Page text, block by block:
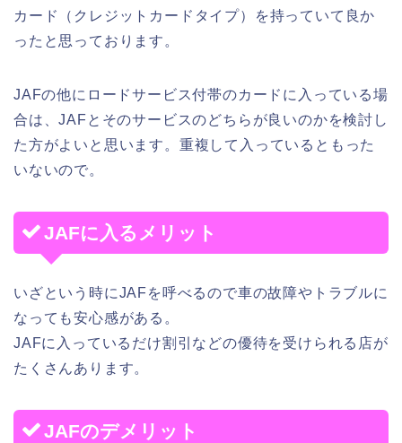
カード（クレジットカードタイプ）を持っていて良か
ったと思っております。
JAFの他にロードサービス付帯のカードに入っている場
合は、JAFとそのサービスのどちらが良いのかを検討し
た方がよいと思います。重複して入っているともった
いないので。
JAFに入るメリット
いざという時にJAFを呼べるので車の故障やトラブルに
なっても安心感がある。
JAFに入っているだけ割引などの優待を受けられる店が
たくさんあります。
JAFのデメリット